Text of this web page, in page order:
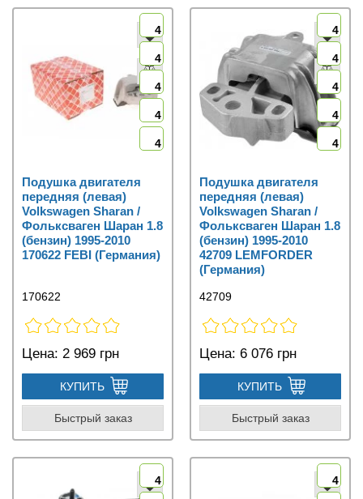
4
4
4
4
4
Подушка двигателя
передняя (левая)
Volkswagen Sharan /
Фольксваген Шаран 1.8
(бензин) 1995-2010
170622 FEBI (Германия)
170622
Цена: 2 969 грн
КУПИТЬ
Быстрый заказ
4
4
4
4
4
Подушка двигателя
передняя (левая)
Volkswagen Sharan /
Фольксваген Шаран 1.8
(бензин) 1995-2010
42709 LEMFORDER
(Германия)
42709
Цена: 6 076 грн
КУПИТЬ
Быстрый заказ
4 4